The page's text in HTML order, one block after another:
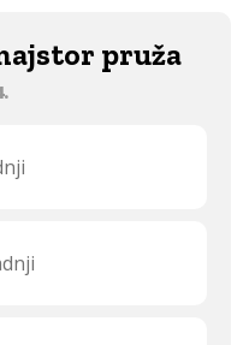
pruža